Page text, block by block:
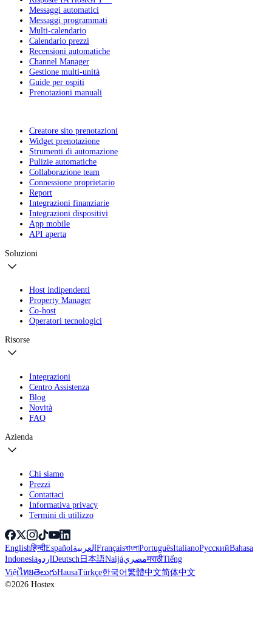
Messaggi automatici
Messaggi programmati
Multi-calendario
Calendario prezzi
Recensioni automatiche
Channel Manager
Gestione multi-unità
Guide per ospiti
Prenotazioni manuali
Creatore sito prenotazioni
Widget prenotazione
Strumenti di automazione
Pulizie automatiche
Collaborazione team
Connessione proprietario
Report
Integrazioni finanziarie
Integrazioni dispositivi
App mobile
API aperta
Soluzioni
Host indipendenti
Property Manager
Co-host
Operatori tecnologici
Risorse
Integrazioni
Centro Assistenza
Blog
Novità
FAQ
Azienda
Chi siamo
Prezzi
Contattaci
Informativa privacy
Termini di utilizzo
Englishहिन्दीEspañolالعربيةFrançaisবাংলাPortuguêsItalianoРусскийBahasa
IndonesiaاردوDeutsch日本語NaijáمصريमराठीTiếng
ViệtไทยతెలుగుHausaTürkçe한국어繁體中文简体中文
©2026 Hostex